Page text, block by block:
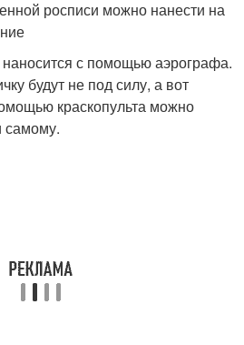
росписи можно нанести на
с помощью аэрографа.
будут не под силу, а вот
краскопульта можно
самому.